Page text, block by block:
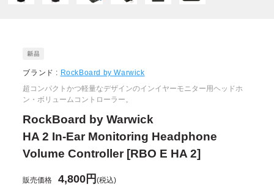
ブランド : RockBoard by Warwick
超コンパクトかつ軽量なデザインのインイヤーモニター用ヘッドホ
ン・ボリュームコントローラー。
RockBoard by Warwick
HA 2 In-Ear Monitoring Headphone
Volume Controller [RBO E HA 2]
販売価格 4,800円(税込)